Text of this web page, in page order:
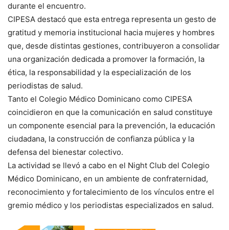
durante el encuentro.
CIPESA destacó que esta entrega representa un gesto de
gratitud y memoria institucional hacia mujeres y hombres
que, desde distintas gestiones, contribuyeron a consolidar
una organización dedicada a promover la formación, la
ética, la responsabilidad y la especialización de los
periodistas de salud.
Tanto el Colegio Médico Dominicano como CIPESA
coincidieron en que la comunicación en salud constituye
un componente esencial para la prevención, la educación
ciudadana, la construcción de confianza pública y la
defensa del bienestar colectivo.
La actividad se llevó a cabo en el Night Club del Colegio
Médico Dominicano, en un ambiente de confraternidad,
reconocimiento y fortalecimiento de los vínculos entre el
gremio médico y los periodistas especializados en salud.